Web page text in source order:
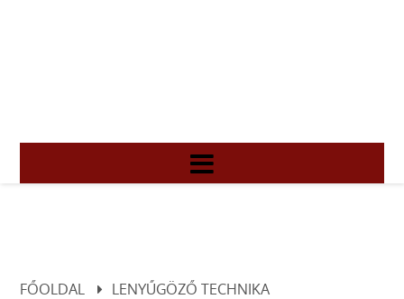
FŐOLDAL
LENYŰGÖZŐ TECHNIKA